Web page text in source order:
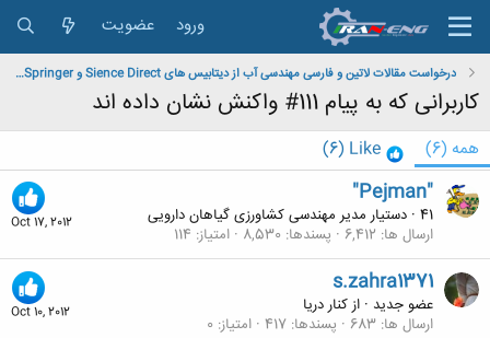
ورود عضویت
درخواست مقالات لاتین و فارسی مهندسی آب از دیتابیس های Sience Direct و Springer و Magiran و IEEE
کاربرانی که به پیام 111# واکنش نشان داده اند
همه (6)
Like
(6)
Oct 17, 2012
"Pejman"
دستیار مدیر مهندسی کشاورزی گیاهان دارویی · 41
ارسال ها 6,412 پسندها 8,530 امتیاز 114
Oct 10, 2012
s.zahra1371
عضو جدید · ازکنار دریا
ارسال ها 683 پسندها 417 امتیاز 0